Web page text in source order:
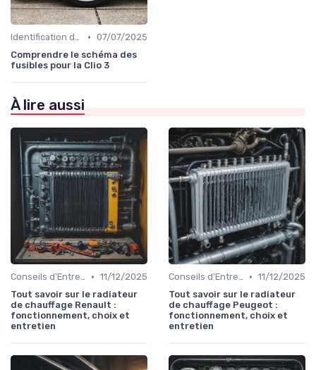
Identification de la Pièce Nécessaire • 07/07/2025
Comprendre le schéma des
fusibles pour la Clio 3
À lire aussi
Conseils d'Entretien Auto • 11/12/2025
Tout savoir sur le radiateur
de chauffage Renault :
fonctionnement, choix et
entretien
Conseils d'Entretien Auto • 11/12/2025
Tout savoir sur le radiateur
de chauffage Peugeot :
fonctionnement, choix et
entretien